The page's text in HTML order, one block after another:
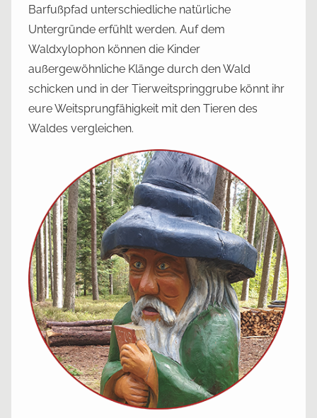
0
Barfußpfad unterschiedliche natürliche
Untergründe erfühlt werden. Auf dem
Waldxylophon können die Kinder
außergewöhnliche Klänge durch den Wald
schicken und in der Tierweitspringgrube könnt ihr
eure Weitsprungfähigkeit mit den Tieren des
Waldes vergleichen.